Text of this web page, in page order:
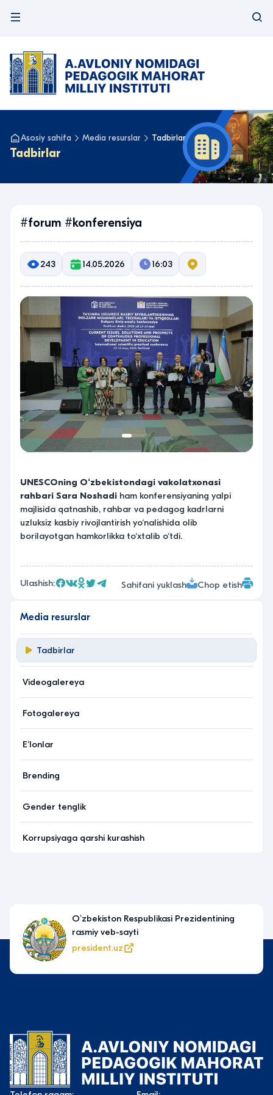
Asosiy sahifa Media resurslar Tadbirlar
Tadbirlar
#forum #konferensiya
243 14.05.2026 16:03
UNESCOning O‘zbekistondagi vakolatxonasi
rahbari Sara Noshadi ham konferensiyaning yalpi
majlisida qatnashib, rahbar va pedagog kadrlarni
uzluksiz kasbiy rivojlantirish yo‘nalishida olib
borilayotgan hamkorlikka to‘xtalib o‘tdi.
Ulashish: Sahifani yuklash Chop etish
Media resurslar
Tadbirlar
Videogalereya
Fotogalereya
Eʼlonlar
Brending
Gender tenglik
Korrupsiyaga qarshi kurashish
Oʻzbekiston Respublikasi Prezidentining
rasmiy veb-sayti
president.uz